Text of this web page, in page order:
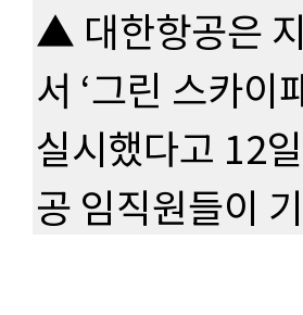
▲ 대한항공은
서 ‘그린 스카이
실시했다고 12
공 임직원들이